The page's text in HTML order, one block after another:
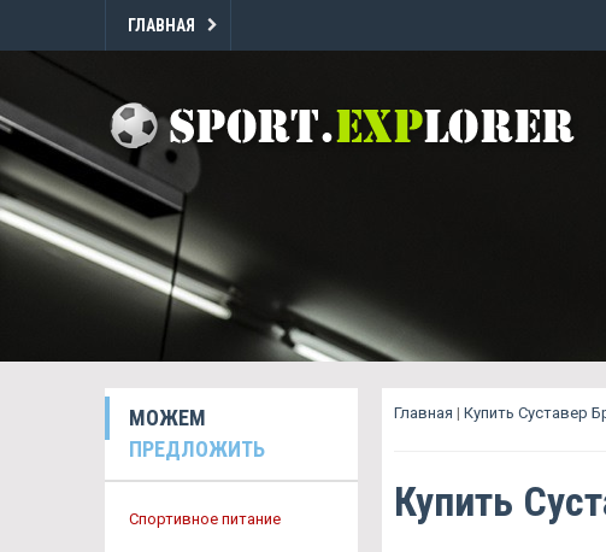
ГЛАВНАЯ
МОЖЕМ
ПРЕДЛОЖИТЬ
Спортивное питание
Главная | Купить Суставер
Купить